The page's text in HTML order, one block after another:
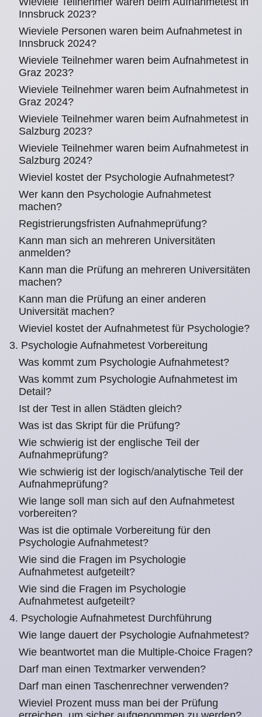
Innsbruck 2023?
Wieviele Personen waren beim Aufnahmetest in
Innsbruck 2024?
Wieviele Teilnehmer waren beim Aufnahmetest in
Graz 2023?
Wieviele Teilnehmer waren beim Aufnahmetest in
Graz 2024?
Wieviele Teilnehmer waren beim Aufnahmetest in
Salzburg 2023?
Wieviele Teilnehmer waren beim Aufnahmetest in
Salzburg 2024?
Wieviel kostet der Psychologie Aufnahmetest?
Wer kann den Psychologie Aufnahmetest
machen?
Registrierungsfristen Aufnahmeprüfung?
Kann man sich an mehreren Universitäten
anmelden?
Kann man die Prüfung an mehreren Universitäten
machen?
Kann man die Prüfung an einer anderen
Universität machen?
Wieviel kostet der Aufnahmetest für Psychologie?
3. Psychologie Aufnahmetest Vorbereitung
Was kommt zum Psychologie Aufnahmetest?
Was kommt zum Psychologie Aufnahmetest im
Detail?
Ist der Test in allen Städten gleich?
Was ist das Skript für die Prüfung?
Wie schwierig ist der englische Teil der
Aufnahmeprüfung?
Wie schwierig ist der logisch/analytische Teil der
Aufnahmeprüfung?
Wie lange soll man sich auf den Aufnahmetest
vorbereiten?
Was ist die optimale Vorbereitung für den
Psychologie Aufnahmetest?
Wie sind die Fragen im Psychologie
Aufnahmetest aufgeteilt?
Wie sind die Fragen im Psychologie
Aufnahmetest aufgeteilt?
4. Psychologie Aufnahmetest Durchführung
Wie lange dauert der Psychologie Aufnahmetest?
Wie beantwortet man die Multiple-Choice Fragen?
Darf man einen Textmarker verwenden?
Darf man einen Taschenrechner verwenden?
Wieviel Prozent muss man bei der Prüfung